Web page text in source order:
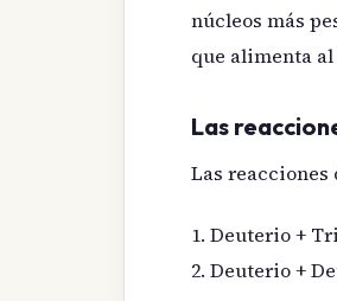
núcleos más
que alimenta
Las
Las
1. Deuterio +
2. Deuterio +